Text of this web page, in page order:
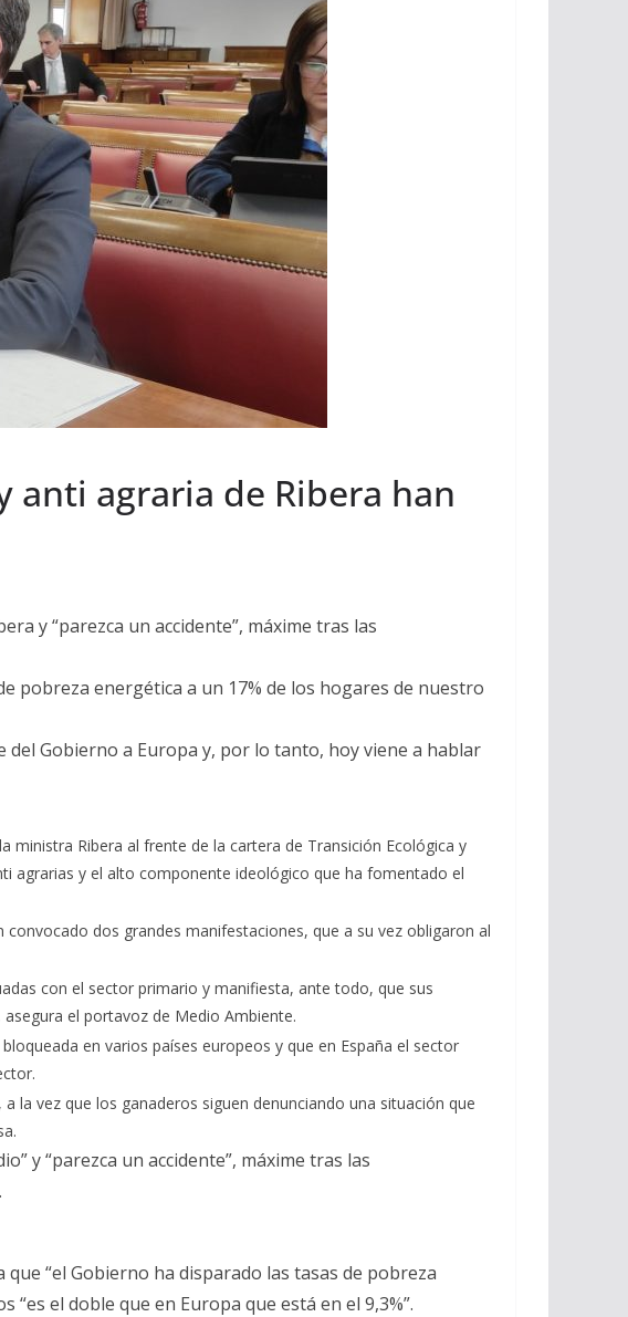
anti agraria de Ribera han
y “parezca un accidente”, máxime tras las
pobreza energética a un 17% de los hogares de nuestro
del Gobierno a Europa y, por lo tanto, hoy viene a hablar
ministra Ribera al frente de la cartera de Transición Ecológica y
agrarias y el alto componente ideológico que ha fomentado el
dos grandes manifestaciones, que a su vez obligaron al
con el sector primario y manifiesta, ante todo, que sus
el portavoz de Medio Ambiente.
en varios países europeos y que en España el sector
la vez que los ganaderos siguen denunciando una situación que
y “parezca un accidente”, máxime tras las
“el Gobierno ha disparado las tasas de pobreza
el doble que en Europa que está en el 9,3%”.